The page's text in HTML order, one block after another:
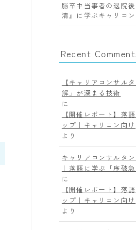
脳卒中当事者の退院
清』に学ぶキャリコ
Recent
【キャリアコンサル
解」が深まる技術
に
【開催レポート】落
ップ｜キャリコン向け
より
キャリアコンサルタ
｜落語に学ぶ「序破
に
【開催レポート】落
ップ｜キャリコン向け
より